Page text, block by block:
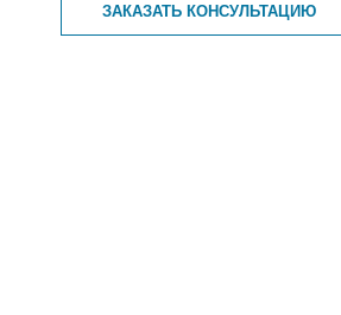
ЗАКАЗАТЬ КОНСУЛЬТАЦИЮ